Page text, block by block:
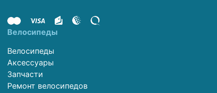
Велосипеды
Велосипеды
Аксессуары
Запчасти
Ремонт велосипедов